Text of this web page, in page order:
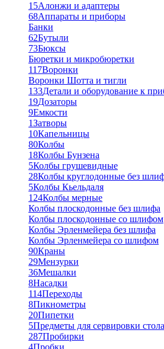
15Алонжи и адаптеры
68Аппараты и приборы
Банки
62Бутыли
73Бюксы
Бюретки и микробюретки
117Воронки
Воронки Шотта и тигли
133Детали и оборудование к
19Дозаторы
9Емкости
1Затворы
10Капельницы
80Колбы
18Колбы Бунзена
5Колбы грушевидные
28Колбы круглодонные без
5Колбы Кьельдаля
124Колбы мерные
Колбы плоскодонные без шлифа
Колбы плоскодонные со шлифом
Колбы Эрленмейера без шлифа
Колбы Эрленмейера со шлифом
90Краны
29Мензурки
36Мешалки
8Насадки
114Переходы
8Пикнометры
20Пипетки
5Предметы для сервировки стола
287Пробирки
4Пробки